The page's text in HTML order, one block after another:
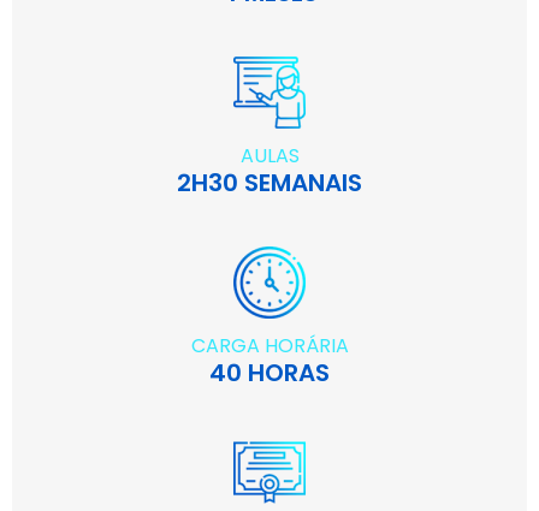
AULAS
2H30 SEMANAIS
CARGA HORÁRIA
40 HORAS